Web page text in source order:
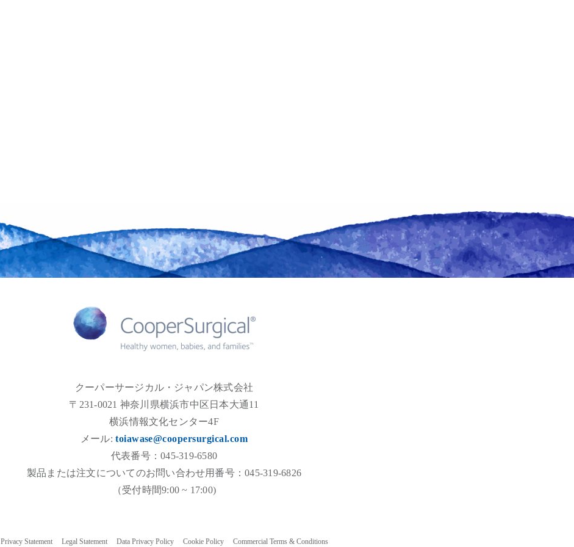
クーパーサージカル・ジャパン株式会社
〒231-0021 神奈川県横浜市中区日本大通11
横浜情報文化センター4F
メール:toiawase@coopersurgical.com
代表番号：045-319-6580
製品または注文についてのお問い合わせ用番号：045-319-6826
（受付時間9:00 ~ 17:00)
Privacy Statement Legal Statement Data Privacy Policy Cookie Policy Commercial Terms & Conditions